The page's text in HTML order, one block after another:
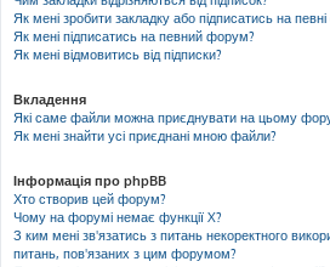
Як мені зробити закладку або підписатись на
Як мені підписатись на певний форум?
Як мені відмовитись від підписки?
Вкладення
Які саме файли можна приєднувати на цьому
Як мені знайти усі приєднані мною файли?
Інформація про phpBB
Хто створив цей форум?
Чому на форумі немає функції X?
З ким мені зв'язатись з питань некоректного
питань, пов'язаних з цим форумом?